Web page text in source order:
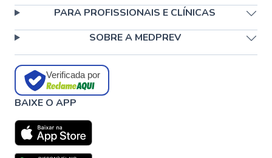
PARA PROFISSIONAIS E CLÍNICAS
SOBRE A MEDPREV
Verificada por
BAIXE O APP